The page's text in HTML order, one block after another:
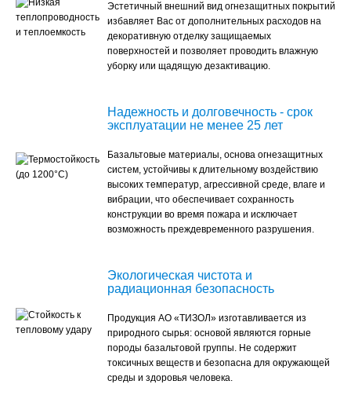
Эстетичный внешний вид огнезащитных покрытий
избавляет Вас от дополнительных расходов на
декоративную отделку защищаемых
поверхностей и позволяет проводить влажную
уборку или щадящую дезактивацию.
Надежность и долговечность - срок
эксплуатации не менее 25 лет
Базальтовые материалы, основа огнезащитных
систем, устойчивы к длительному воздействию
высоких температур, агрессивной среде, влаге и
вибрации, что обеспечивает сохранность
конструкции во время пожара и исключает
возможность преждевременного разрушения.
Экологическая чистота и
радиационная безопасность
Продукция АО «ТИЗОЛ» изготавливается из
природного сырья: основой являются горные
породы базальтовой группы. Не содержит
токсичных веществ и безопасна для окружающей
среды и здоровья человека.